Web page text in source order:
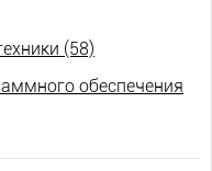
(58)
обеспечения